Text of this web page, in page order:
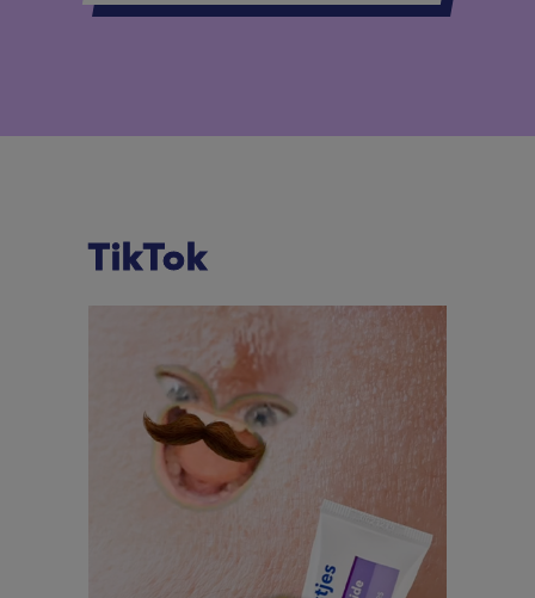
TikTok